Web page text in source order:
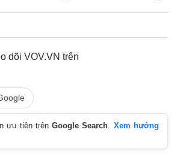
dõi VOV.VN trên
ưu tiên trênGoogle Search
Xem hướng